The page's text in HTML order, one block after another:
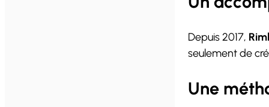
Depuis 2017,
seulement de
Une